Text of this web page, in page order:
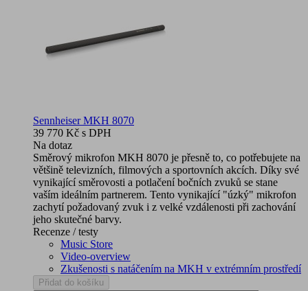
Sennheiser MKH 8070
39 770 Kč s DPH
Na dotaz
Směrový mikrofon MKH 8070 je přesně to, co potřebujete na
většině televizních, filmových a sportovních akcích. Díky své
vynikající směrovosti a potlačení bočních zvuků se stane
vaším ideálním partnerem. Tento vynikající "úzký" mikrofon
zachytí požadovaný zvuk i z velké vzdálenosti při zachování
jeho skutečné barvy.
Recenze / testy
Music Store
Video-overview
Zkušenosti s natáčením na MKH v extrémním prostředí
Přidat do košíku